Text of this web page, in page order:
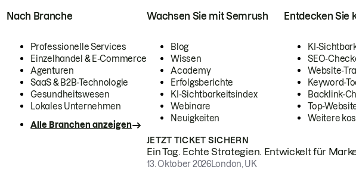
Nach Branche
Professionelle Services
Einzelhandel & E-Commerce
Agenturen
SaaS & B2B-Technologie
Gesundheitswesen
Lokales Unternehmen
Alle Branchen anzeigen
Wachsen Sie mit Semrush
Blog
Wissen
Academy
Erfolgsberichte
KI-Sichtbarkeitsindex
Webinare
Neuigkeiten
Entdecken Sie
KI-
SEO-
Website-
Keyword-
Backlink-
Top-
Weitere
JETZT TICKET SICHERN
Ein Tag. Echte Strategien. Entwickelt für
13. Oktober 2026London, UK